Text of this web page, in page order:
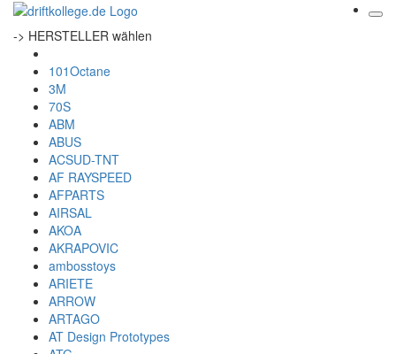
-> HERSTELLER wählen
101Octane
3M
70S
ABM
ABUS
ACSUD-TNT
AF RAYSPEED
AFPARTS
AIRSAL
AKOA
AKRAPOVIC
ambosstoys
ARIETE
ARROW
ARTAGO
AT Design Prototypes